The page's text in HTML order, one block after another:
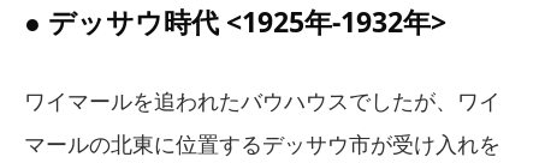
● デッサウ時代 <1925年-1932年>
ワイマールを追われたバウハウスでしたが、ワイ
マールの北東に位置するデッサウ市が受け入れを